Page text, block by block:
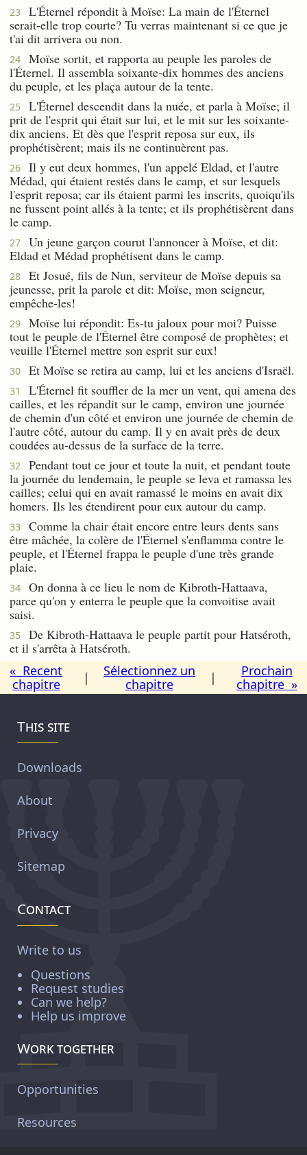
23
L'Éternel répondit à Moïse: La main de l'Éternel
serait-elle trop courte? Tu verras maintenant si ce que je
t'ai dit arrivera ou non.
24
Moïse sortit, et rapporta au peuple les paroles de
l'Éternel. Il assembla soixante-dix hommes des anciens
du peuple, et les plaça autour de la tente.
25
L'Éternel descendit dans la nuée, et parla à Moïse; il
prit de l'esprit qui était sur lui, et le mit sur les soixante-
dix anciens. Et dès que l'esprit reposa sur eux, ils
prophétisèrent; mais ils ne continuèrent pas.
26
Il y eut deux hommes, l'un appelé Eldad, et l'autre
Médad, qui étaient restés dans le camp, et sur lesquels
l'esprit reposa; car ils étaient parmi les inscrits, quoiqu'ils
ne fussent point allés à la tente; et ils prophétisèrent dans
le camp.
27
Un jeune garçon courut l'annoncer à Moïse, et dit:
Eldad et Médad prophétisent dans le camp.
28
Et Josué, fils de Nun, serviteur de Moïse depuis sa
jeunesse, prit la parole et dit: Moïse, mon seigneur,
empêche-les!
29
Moïse lui répondit: Es-tu jaloux pour moi? Puisse
tout le peuple de l'Éternel être composé de prophètes; et
veuille l'Éternel mettre son esprit sur eux!
30 Et Moïse se retira au camp, lui et les anciens d'Israël.
31
L'Éternel fit souffler de la mer un vent, qui amena des
cailles, et les répandit sur le camp, environ une journée
de chemin d'un côté et environ une journée de chemin de
l'autre côté, autour du camp. Il y en avait près de deux
coudées au-dessus de la surface de la terre.
32
Pendant tout ce jour et toute la nuit, et pendant toute
la journée du lendemain, le peuple se leva et ramassa les
cailles; celui qui en avait ramassé le moins en avait dix
homers. Ils les étendirent pour eux autour du camp.
33
Comme la chair était encore entre leurs dents sans
être mâchée, la colère de l'Éternel s'enflamma contre le
peuple, et l'Éternel frappa le peuple d'une très grande
plaie.
34
On donna à ce lieu le nom de Kibroth-Hattaava,
parce qu'on y enterra le peuple que la convoitise avait
saisi.
35
De Kibroth-Hattaava le peuple partit pour Hatséroth,
et il s'arrêta à Hatséroth.
« Recent
chapitre
|
Sélectionnez un
chapitre
|
Prochain
chapitre »
This site
Downloads
About
Privacy
Sitemap
Contact
Write to us
Questions
Request studies
Can we help?
Help us improve
Work together
Opportunities
Resources